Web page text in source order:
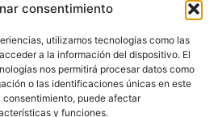
consentimiento
utilizamos tecnologías como las
a la información del dispositivo. El
nos permitirá procesar datos como
o las identificaciones únicas en este
puede afectar
y funciones.
info@103malaga.com
SÍGUENOS